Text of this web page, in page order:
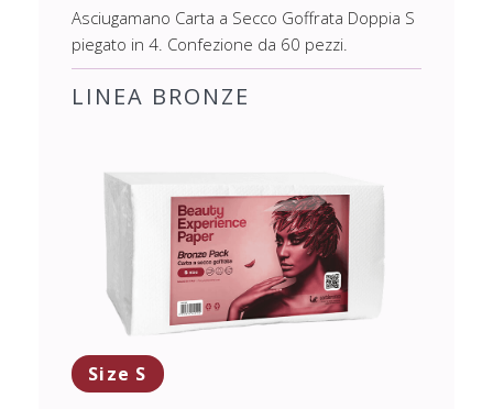
Asciugamano Carta a Secco Goffrata Doppia S
piegato in 4. Confezione da 60 pezzi.
LINEA BRONZE
Size S